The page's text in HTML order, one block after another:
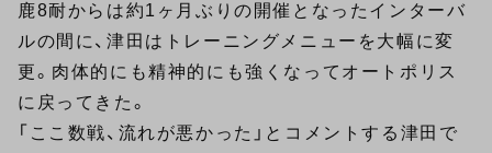
鹿8耐からは約1ヶ月ぶりの開催となったインターバ
ルの間に、津田はトレーニングメニューを大幅に変
更。肉体的にも精神的にも強くなってオートポリス
に戻ってきた。
「ここ数戦、流れが悪かった」とコメントする津田で